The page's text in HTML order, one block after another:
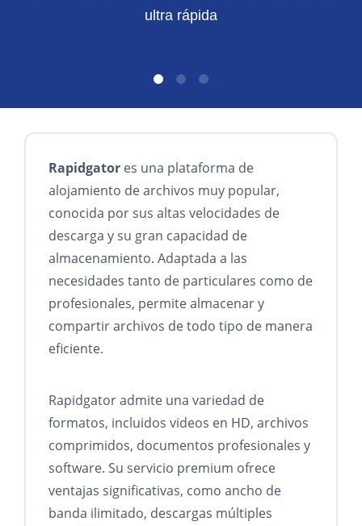
ultra rápida
Rapidgator es una plataforma de
alojamiento de archivos muy popular,
conocida por sus altas velocidades de
descarga y su gran capacidad de
almacenamiento. Adaptada a las
necesidades tanto de particulares como de
profesionales, permite almacenar y
compartir archivos de todo tipo de manera
eficiente.
Rapidgator admite una variedad de
formatos, incluidos videos en HD, archivos
comprimidos, documentos profesionales y
software. Su servicio premium ofrece
ventajas significativas, como ancho de
banda ilimitado, descargas múltiples